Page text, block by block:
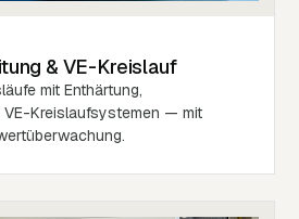
& VE-Kreislauf
mit Enthärtung,
VE-Kreislaufsystemen — mit